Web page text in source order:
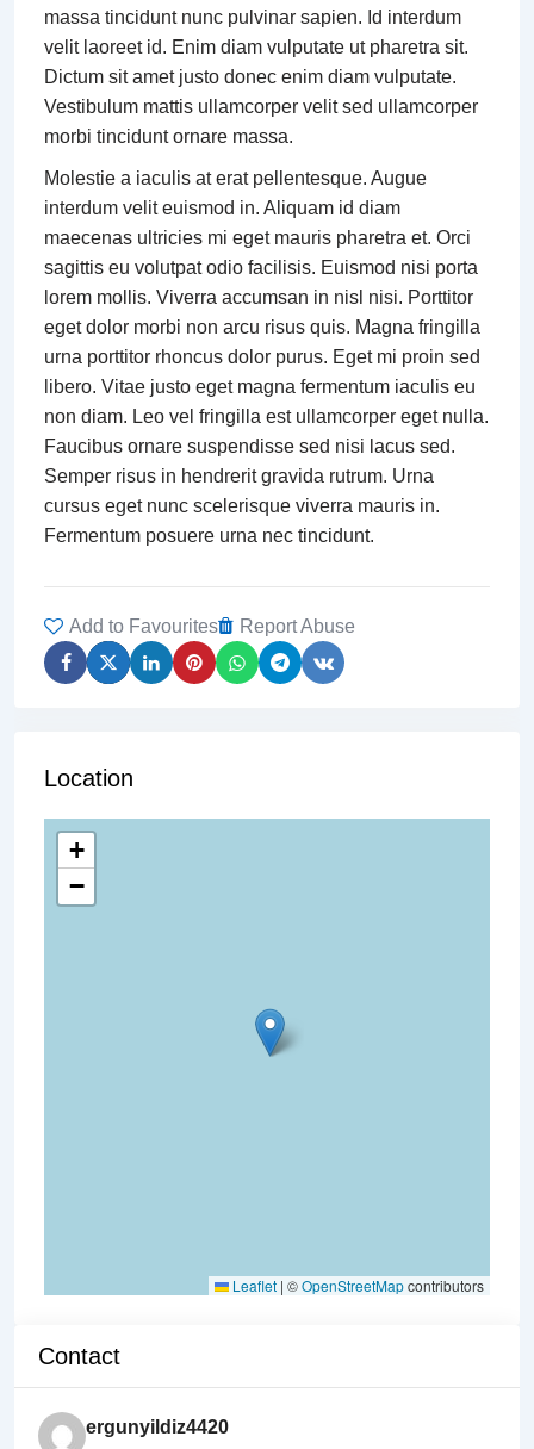
massa tincidunt nunc pulvinar sapien. Id interdum
velit laoreet id. Enim diam vulputate ut pharetra sit.
Dictum sit amet justo donec enim diam vulputate.
Vestibulum mattis ullamcorper velit sed ullamcorper
morbi tincidunt ornare massa.
Molestie a iaculis at erat pellentesque. Augue
interdum velit euismod in. Aliquam id diam
maecenas ultricies mi eget mauris pharetra et. Orci
sagittis eu volutpat odio facilisis. Euismod nisi porta
lorem mollis. Viverra accumsan in nisl nisi. Porttitor
eget dolor morbi non arcu risus quis. Magna fringilla
urna porttitor rhoncus dolor purus. Eget mi proin sed
libero. Vitae justo eget magna fermentum iaculis eu
non diam. Leo vel fringilla est ullamcorper eget nulla.
Faucibus ornare suspendisse sed nisi lacus sed.
Semper risus in hendrerit gravida rutrum. Urna
cursus eget nunc scelerisque viverra mauris in.
Fermentum posuere urna nec tincidunt.
Add to Favourites Report Abuse
Location
+
−
Leaflet | ©OpenStreetMapcontributors
Contact
ergunyildiz4420